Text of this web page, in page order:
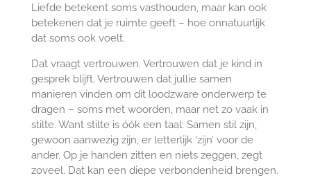
Liefde betekent soms vasthouden, maar kan ook
betekenen dat je ruimte geeft – hoe onnatuurlijk
dat soms ook voelt.
Dat vraagt vertrouwen. Vertrouwen dat je kind in
gesprek blijft. Vertrouwen dat jullie samen
manieren vinden om dit loodzware onderwerp te
dragen – soms met woorden, maar net zo vaak in
stilte. Want stilte is óók een taal: Samen stil zijn,
gewoon aanwezig zijn, er letterlijk ‘zijn’ voor de
ander. Op je handen zitten en niets zeggen, zegt
zoveel. Dat kan een diepe verbondenheid brengen.